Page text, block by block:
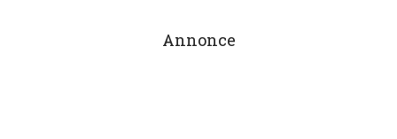
Annonce